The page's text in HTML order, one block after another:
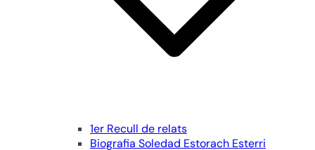
1er Recull de relats
Biografia Soledad Estorach Esterri